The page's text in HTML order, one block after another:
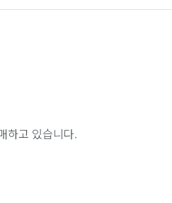
하고 있습니다.